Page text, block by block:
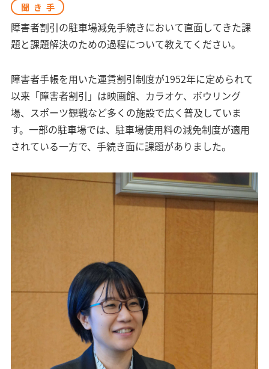
聞き手
障害者割引の駐車場減免手続きにおいて直面してきた課
題と課題解決のための過程について教えてください。
障害者手帳を用いた運賃割引制度が1952年に定められて
以来「障害者割引」は映画館、カラオケ、ボウリング
場、スポーツ観戦など多くの施設で広く普及していま
す。一部の駐車場では、駐車場使用料の減免制度が適用
されている一方で、手続き面に課題がありました。